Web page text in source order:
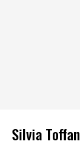
Silvia